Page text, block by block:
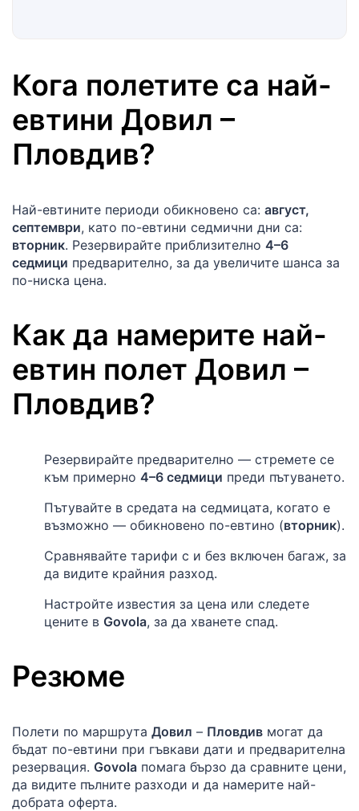
Кога полетите са най-
евтини Довил –
Пловдив?
Най-евтините периоди обикновено са: август,
септември, като по-евтини седмични дни са:
вторник. Резервирайте приблизително 4–6
седмици предварително, за да увеличите шанса за
по-ниска цена.
Как да намерите най-
евтин полет Довил –
Пловдив?
Резервирайте предварително — стремете се
към примерно 4–6 седмици преди пътуването.
Пътувайте в средата на седмицата, когато е
възможно — обикновено по-евтино (вторник).
Сравнявайте тарифи с и без включен багаж, за
да видите крайния разход.
Настройте известия за цена или следете
цените в Govola, за да хванете спад.
Резюме
Полети по маршрута Довил – Пловдив могат да
бъдат по-евтини при гъвкави дати и предварителна
резервация. Govola помага бързо да сравните цени,
да видите пълните разходи и да намерите най-
добрата оферта.